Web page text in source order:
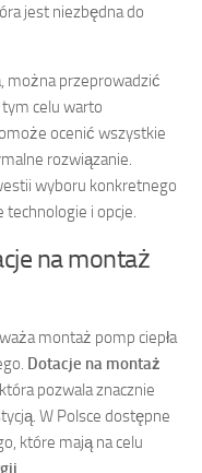
jest niezbędna do
można przeprowadzić
tym celu warto
ocenić wszystkie
rozwiązanie.
wyboru konkretnego
i opcje.
na montaż
montaż pomp ciepła
Dotacje na montaż
pozwala znacznie
W Polsce dostępne
które mają na celu